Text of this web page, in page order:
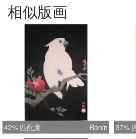
相似版画
42% 匹配度 Ronin 37%